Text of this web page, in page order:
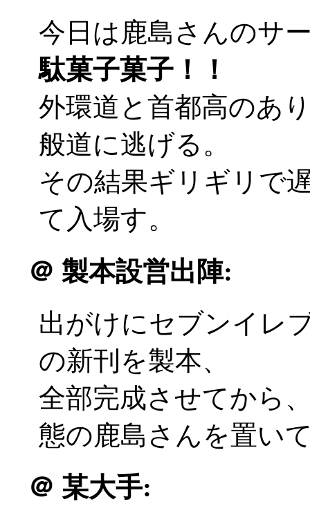
今日は鹿島さんのサ
駄菓子菓子！！
外環道と首都高のあ
般道に逃げる。
その結果ギリギリで
て入場す。
＠ 製本設営出陣:
出がけにセブンイレ
の新刊を製本、
全部完成させてから
態の鹿島さんを置い
＠ 某大手: